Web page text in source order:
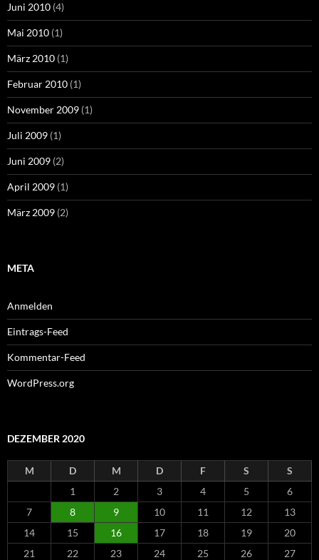
Juni 2010 (4)
Mai 2010 (1)
März 2010 (1)
Februar 2010 (1)
November 2009 (1)
Juli 2009 (1)
Juni 2009 (2)
April 2009 (1)
März 2009 (2)
META
Anmelden
Eintrags-Feed
Kommentar-Feed
WordPress.org
DEZEMBER 2020
M D M D F S
S
1
2 3 4 5
6
7
8 9 10 11 12
13
14
15 16 17 18 19
20
21
22 23 24 25 26
27